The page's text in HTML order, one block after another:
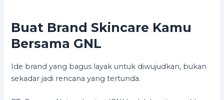
Buat Brand Skincare Kamu
Bersama GNL
Ide brand yang bagus layak untuk diwujudkan, bukan
sekadar jadi rencana yang tertunda.